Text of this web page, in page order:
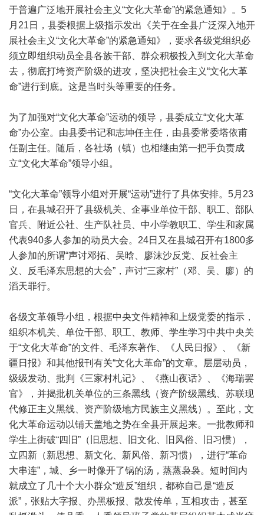
于普遍广泛地开展社会主义“文化大革命”的紧急通知》。5
月21日，县委根据上级指示发出《关于在全县广泛深入地开
展社会主义“文化大革命”的紧急通知》，要求各级党组织必
须立即组织动员全县各族干部、群众积极投入到文化大革命
去，彻底打垮资产阶级的进攻，坚决把社会主义“文化大革
命”进行到底。这是当时头等重要的任务。
为了加强对“文化大革命”运动的领导，县委成立“文化大革
命”办公室。由县委书记和志坤任主任，由县委常委塔依甫
任副主任。随后，各社场（镇）也相继由第一把手负责成
立“文化大革命”领导小组。
“文化大革命”领导小组对开展“运动”进行了具体安排。5月23
日，在县城召开了县级机关、企事业单位干部、职工、部队
官兵、附近公社、生产队社员、中小学教职工、学生和家属
代表940多人参加的动员大会。24日又在县城召开有1800多
人参加的所谓“声讨邓拓、吴晗、廖沫沙反党、反社会主
义、反毛泽东思想的大会”，声讨“三家村”（邓、吴、廖）的
滔天罪行。
各级文革领导小组，根据中央文件精神和上级党委的指示，
组织本机关、单位干部、职工、教师、学生学习中共中央关
于“文化大革命”的文件、毛泽东著作、《人民日报》、《新
疆日报》和其他报刊有关“文化大革命”的文章。层层动员，
级级发动、批判《三家村札记》、《燕山夜话》、《海瑞罢
官》，并揭批机关单位的三条黑线（资产阶级黑线、苏联现
代修正主义黑线、资产阶级地方民族主义黑线）。至此，文
化大革命运动以铺天盖地之势在全县开展起来。一批教师和
学生上街破“四旧”（旧思想、旧文化、旧风俗、旧习惯），
立四新（新思想、新文化、新风俗、新习惯），进行“革命
大串连”，城、乡一时像开了锅的汤，蒸蒸袅袅。短时间内
就成立了几十个大小群众“造反”组织，都称自己是“造反
派”，张贴大字报、办黑板报、散发传单，互相攻击，甚至